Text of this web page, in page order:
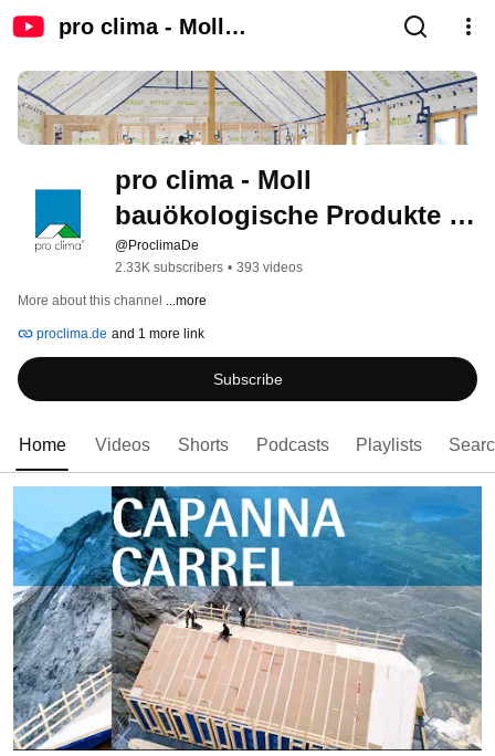
pro clima - Moll
GmbH
pro clima - Moll
bauökologische Produkte
GmbH
@ProclimaDe
2.33K subscribers • 393 videos
More about this channel ...more
proclima.de and 1 more link
Subscribe
Home Videos Shorts Podcasts Playlists